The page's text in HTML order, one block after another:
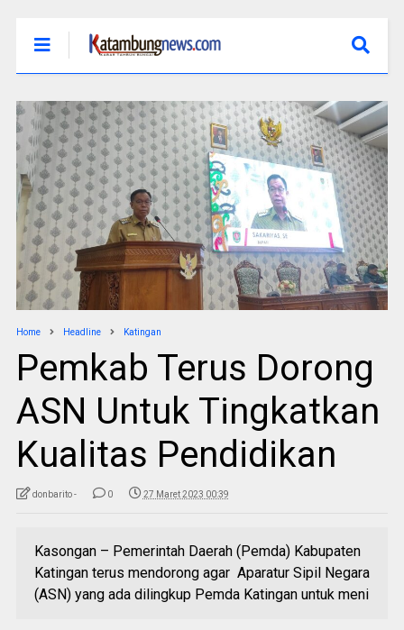
Home Headline Katingan
Pemkab Terus Dorong
ASN Untuk Tingkatkan
Kualitas Pendidikan
donbarito - 0 27 Maret 2023 00:39
Kasongan – Pemerintah Daerah (Pemda) Kabupaten
Katingan terus mendorong agar Aparatur Sipil Negara
(ASN) yang ada dilingkup Pemda Katingan untuk meni